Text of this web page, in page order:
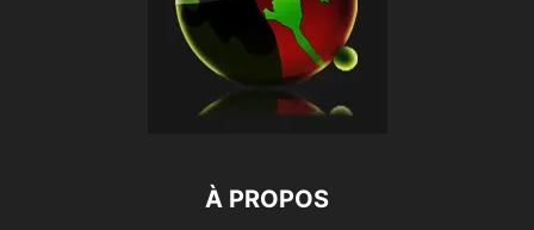
À PROPOS